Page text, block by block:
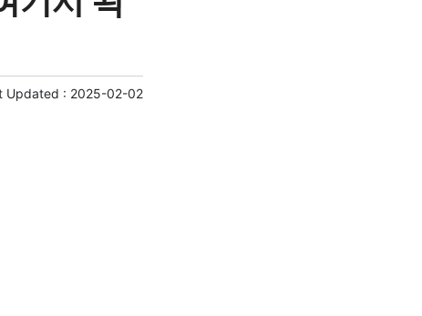
Updated : 2025-02-02